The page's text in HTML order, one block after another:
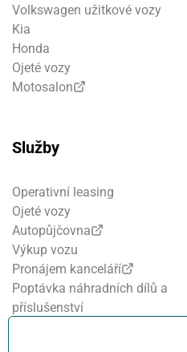
Volkswagen užitkové vozy
Kia
Honda
Ojeté vozy
Motosalon
Služby
Operativní leasing
Ojeté vozy
Autopůjčovna
Výkup vozu
Pronájem kanceláří
Poptávka náhradních dílů a
příslušenství